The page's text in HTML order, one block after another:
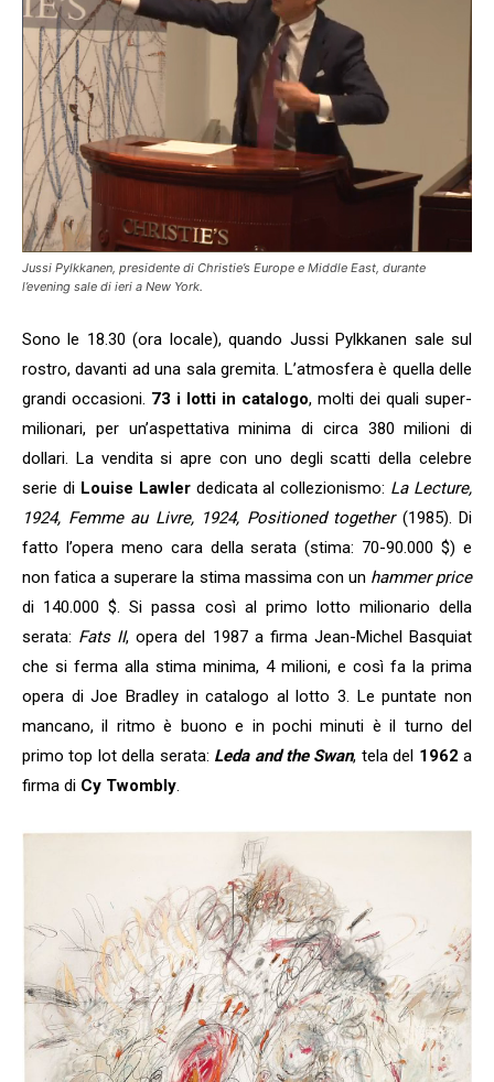
Jussi Pylkkanen, presidente di Christie’s Europe e Middle East, durante
l’evening sale di ieri a New York.
Sono le 18.30 (ora locale), quando Jussi Pylkkanen sale sul
rostro, davanti ad una sala gremita. L’atmosfera è quella delle
grandi occasioni. 73 i lotti in catalogo, molti dei quali super-
milionari, per un’aspettativa minima di circa 380 milioni di
dollari. La vendita si apre con uno degli scatti della celebre
serie di Louise Lawlerdedicata al collezionismo: La Lecture,
1924, Femme au Livre, 1924, Positioned together(1985). Di
fatto l’opera meno cara della serata (stima: 70-90.000 $) e
non fatica a superare la stima massima con un hammer price
di 140.000 $. Si passa così al primo lotto milionario della
serata: Fats II, opera del 1987 a firma Jean-Michel Basquiat
che si ferma alla stima minima, 4 milioni, e così fa la prima
opera di Joe Bradley in catalogo al lotto 3. Le puntate non
mancano, il ritmo è buono e in pochi minuti è il turno del
primo top lot della serata: Leda and the Swan, tela del 1962 a
firma di Cy Twombly.